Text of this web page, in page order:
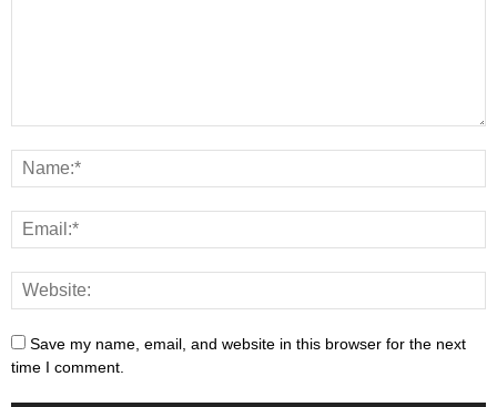
Save my name, email, and website in this browser for the next
time I comment.